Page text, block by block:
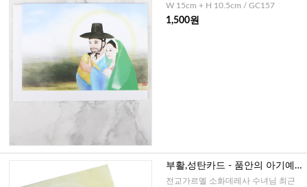
W 15cm + H 10.5cm / GC157
1,500원
부활,성탄카드 - 품안의 아기예수
님
전교가르멜 소화데레사 수녀님 최근